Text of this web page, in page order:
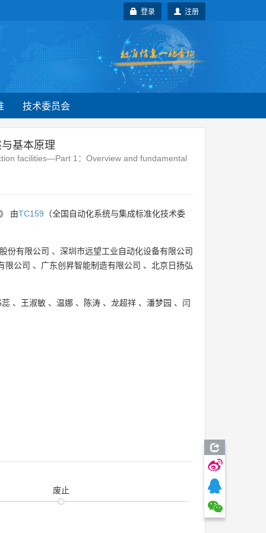
注册
登录
技术委员会
基本原理
facilities—Part 1：Overview and fundamental
由TC159 （全国自动化系统与集成标准化技术委
份有限公司 、 深圳市远望工业自动化设备有限公司
限公司 、 广东创昇智能制造有限公司 、 北京日扬弘
蕊 、 王淑敏 、 温娜 、 陈涛 、 龙超祥 、 潘梦园 、 闫
废止